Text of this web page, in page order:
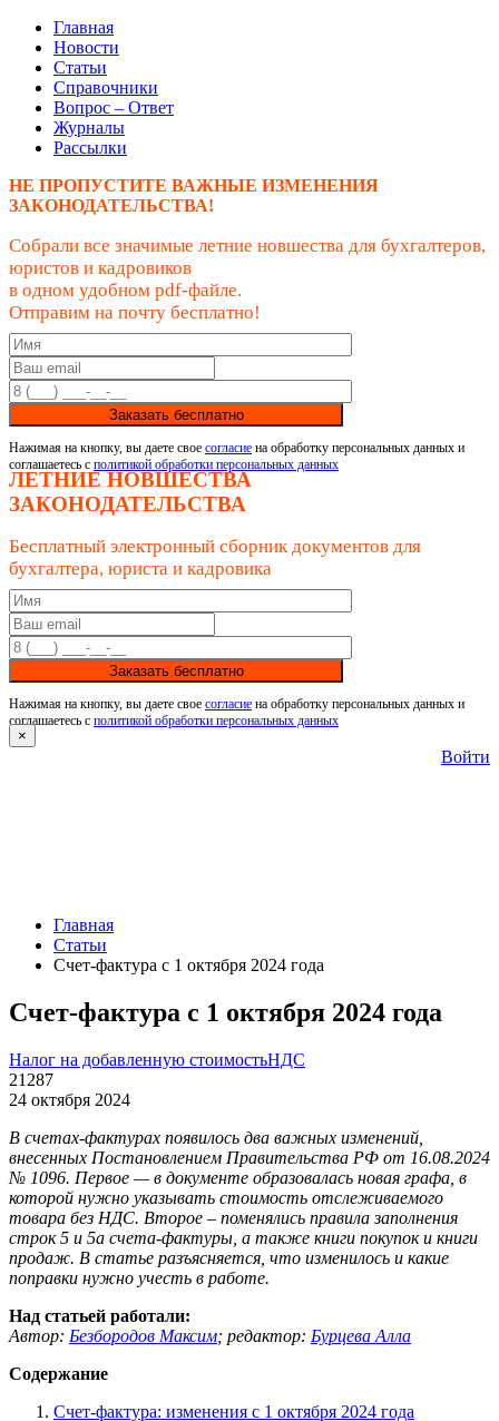
Главная
Новости
Статьи
Справочники
Вопрос – Ответ
Журналы
Рассылки
НЕ ПРОПУСТИТЕ ВАЖНЫЕ ИЗМЕНЕНИЯ
ЗАКОНОДАТЕЛЬСТВА!
Собрали все значимые летние новшества для бухгалтеров,
юристов и кадровиков
в одном удобном pdf-файле.
Отправим на почту бесплатно!
Заказать бесплатно
Нажимая на кнопку, вы даете свое согласие на обработку персональных данных и
соглашаетесь с политикой обработки персональных данных
ЛЕТНИЕ НОВШЕСТВА
ЗАКОНОДАТЕЛЬСТВА
Бесплатный электронный сборник документов для
бухгалтера, юриста и кадровика
Заказать бесплатно
Нажимая на кнопку, вы даете свое согласие на обработку персональных данных и
соглашаетесь с политикой обработки персональных данных
×
Войти
Главная
Статьи
Счет-фактура с 1 октября 2024 года
Счет-фактура с 1 октября 2024 года
Налог на добавленную стоимостьНДС
21287
24 октября 2024
В счетах-фактурах появилось два важных изменений,
внесенных Постановлением Правительства РФ от 16.08.2024
№ 1096. Первое — в документе образовалась новая графа, в
которой нужно указывать стоимость отслеживаемого
товара без НДС. Второе – поменялись правила заполнения
строк 5 и 5а счета-фактуры, а также книги покупок и книги
продаж. В статье разъясняется, что изменилось и какие
поправки нужно учесть в работе.
Над статьей работали:
Автор: Безбородов Максим; редактор: Бурцева Алла
Содержание
Счет-фактура: изменения с 1 октября 2024 года